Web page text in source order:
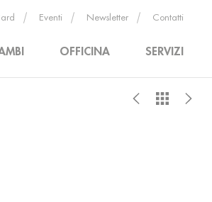
OFFICINA SERVIZI
Eventi Newsletter Contatti